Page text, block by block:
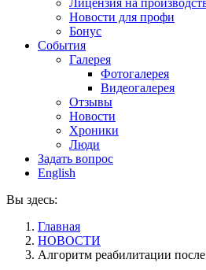
Лицензия на
Новости для профи
Бонус
События
Галерея
Фотогалерея
Видеогалерея
Отзывы
Новости
Хроники
Люди
Задать вопрос
English
Вы здесь:
Главная
НОВОСТИ
Алгоритм реабилитации